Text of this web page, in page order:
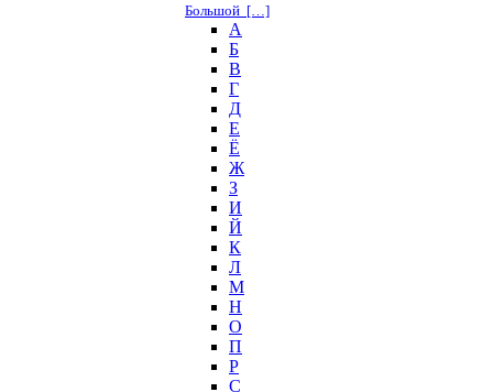
Большой […]
А
Б
В
Г
Д
Е
Ё
Ж
З
И
Й
К
Л
М
Н
О
П
Р
С